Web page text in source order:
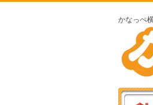
かなっぺ